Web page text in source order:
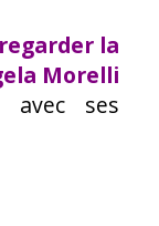
la
Morelli
avec ses